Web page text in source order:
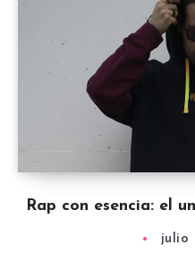
Rap con esencia: el
julio